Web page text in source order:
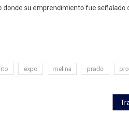
donde su emprendimiento fue señalado
expo melina prado